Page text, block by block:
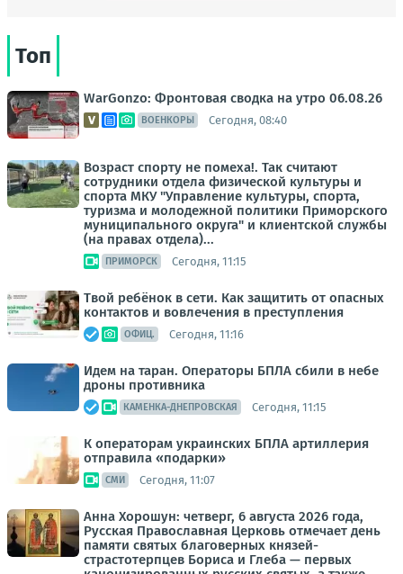
Топ
WarGonzo: Фронтовая сводка на утро 06.08.26
ВОЕНКОРЫ Сегодня, 08:40
Возраст спорту не помеха!. Так считают
сотрудники отдела физической культуры и
спорта МКУ "Управление культуры, спорта,
туризма и молодежной политики Приморского
муниципального округа" и клиентской службы
(на правах отдела)...
ПРИМОРСК Сегодня, 11:15
Твой ребёнок в сети. Как защитить от опасных
контактов и вовлечения в преступления
ОФИЦ. Сегодня, 11:16
Идем на таран. Операторы БПЛА сбили в небе
дроны противника
КАМЕНКА-ДНЕПРОВСКАЯ Сегодня, 11:15
К операторам украинских БПЛА артиллерия
отправила «подарки»
СМИ Сегодня, 11:07
Анна Хорошун: четверг, 6 августа 2026 года,
Русская Православная Церковь отмечает день
памяти святых благоверных князей-
страстотерпцев Бориса и Глеба — первых